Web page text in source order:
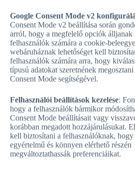
Google Consent Mode v2
Consent Mode v2 beállítása során
arról, hogy a megfelelő opciók álljanak
felhasználók számára a cookie-
webáruháznak lehetőséget kell
felhasználók számára arra, hogy
típusú adatokat szeretnének
Consent Mode segítségével.
Felhasználói beállítások kezelése:
hogy a felhasználók bármikor
Consent Mode beállításait vagy
korábban megadott hozzájárulásukat.
kell biztosítani a felhasználóknak,
egyértelmű és könnyen elérhető részén
megváltoztathassák preferenciáikat.